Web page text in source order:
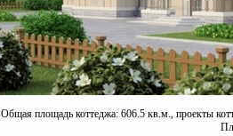
Общая площадь коттеджа: 606.5 кв.м., проекты